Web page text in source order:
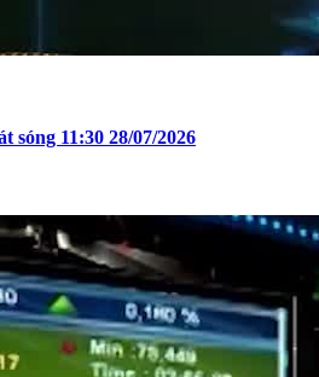
sóng 11:30 28/07/2026